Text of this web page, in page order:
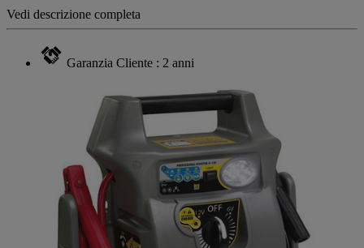
Vedi descrizione completa
Garanzia Cliente : 2 anni